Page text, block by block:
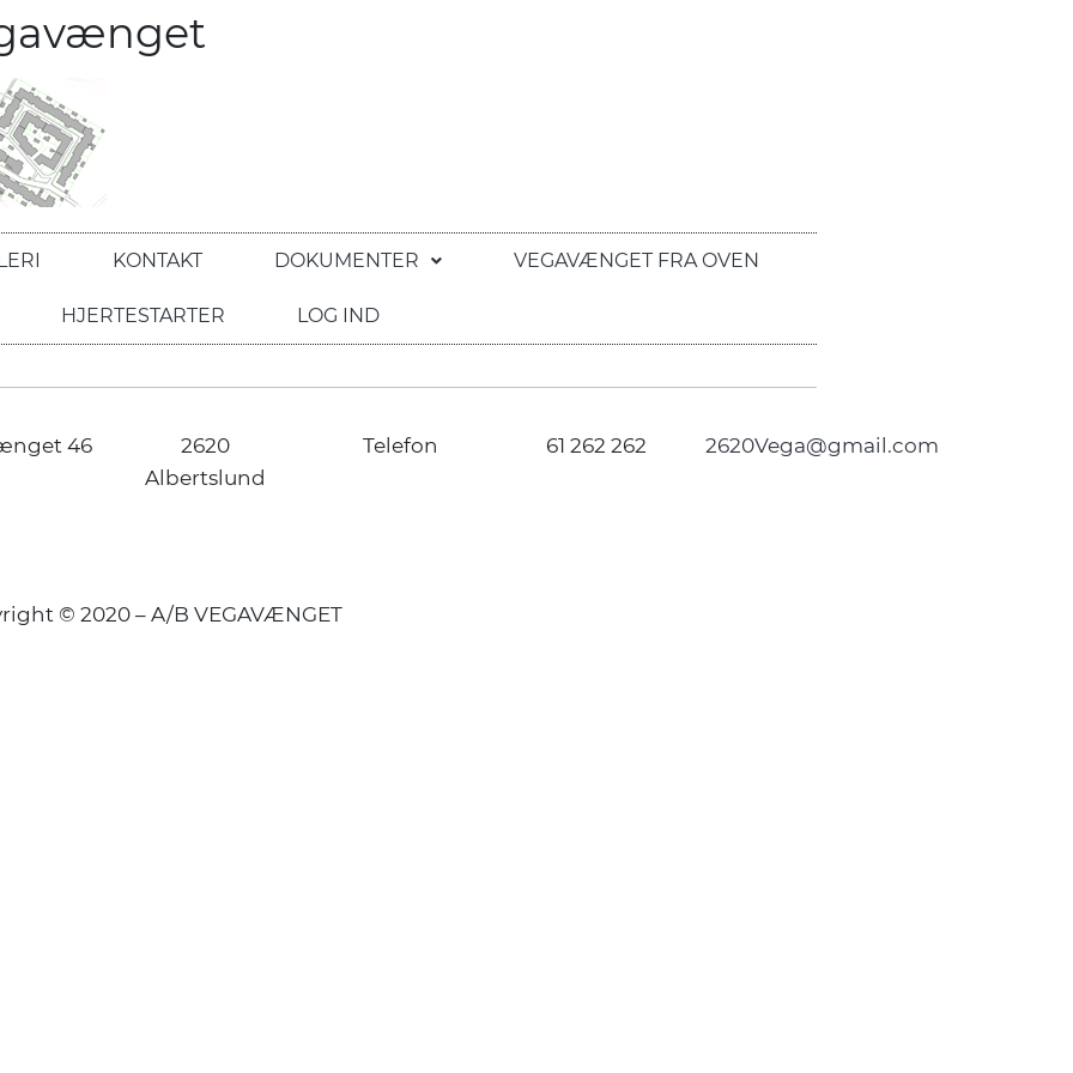
KONTAKT DOKUMENTER VEGAVÆNGET FRA OVEN
HJERTESTARTER LOG IND
46
2620
Albertslund
Telefon 61 262 262 2620Vega@gmail.com
© 2020 – A/B VEGAVÆNGET